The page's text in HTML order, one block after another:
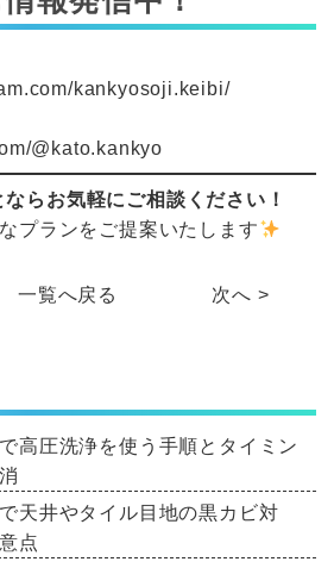
kankyosoji.keibi/
@kato.kankyo
らお気軽にご相談ください！
プランをご提案いたします
一覧へ戻る 次へ >
高圧洗浄を使う手順とタイミン
天井やタイル目地の黒カビ対
点